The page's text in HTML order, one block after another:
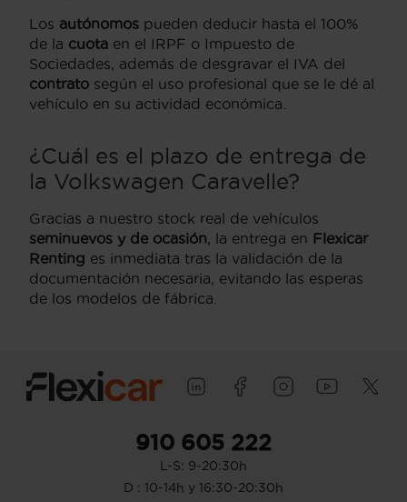
Los autónomos pueden deducir hasta el 100%
de la cuota en el IRPF o Impuesto de
Sociedades, además de desgravar el IVA del
contrato según el uso profesional que se le dé al
vehículo en su actividad económica.
¿Cuál es el plazo de entrega de
la Volkswagen Caravelle?
Gracias a nuestro stock real de vehículos
seminuevos y de ocasión, la entrega en Flexicar
Renting es inmediata tras la validación de la
documentación necesaria, evitando las esperas
de los modelos de fábrica.
910 605 222
L-S: 9-20:30h
D : 10-14h y 16:30-20:30h